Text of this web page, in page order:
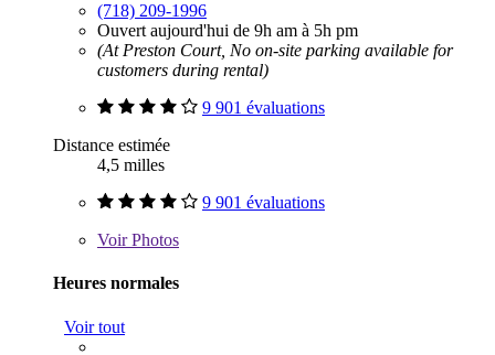
(718) 209-1996
Ouvert aujourd'hui de 9h am à 5h pm
(At Preston Court, No on-site parking available for
customers during rental)
9 901 évaluations
Distance estimée
4,5 milles
9 901 évaluations
VoirPhotos
Heures normales
Voir tout